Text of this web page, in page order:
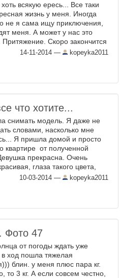
всякую ересь... Все таки
жизнь у меня. Иногда
не я сама ищу приключения,
меня. А может у нас это
Притяжение. Скоро закончится
будем подводить итоги а
14-11-2014 — kopeyka2011
что хотите...
снимать модель. Я даже не
словами, насколько мне
Я пришла домой и просто
квартире от полученной
прекрасна. Очень
глаза такого цвета,
описать. А я запаниковала и
10-03-2014 — kopeyka2011
Фото 47
от погоды ждать уже
в ход пошла тяжелая
блин. у меня плюс пара кг.
то 3 кг. А если совсем честно,